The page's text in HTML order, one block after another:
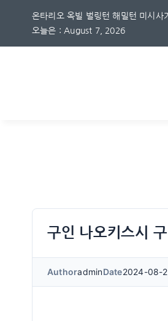
온타리오 옥빌 벌링턴 해밀턴 미시사
오늘은 : August 7, 2026
구인 나오키스시
AuthoradminDate2024-08-